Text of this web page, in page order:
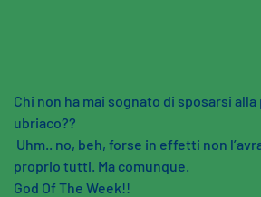
Chi non ha mai sognato di sposarsi
ubriaco??
Uhm.. no, beh, forse in effetti non
proprio tutti. Ma comunque.
God Of The Week!!